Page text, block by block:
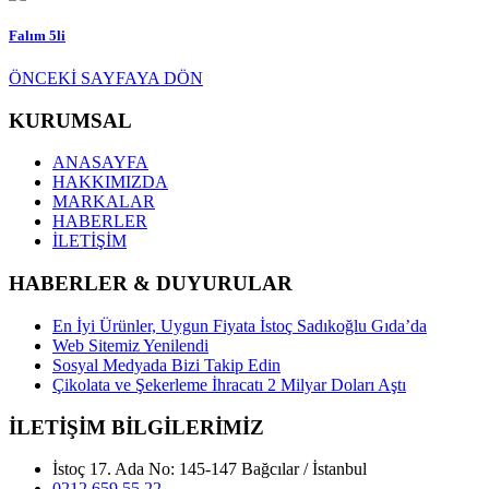
Falım 5li
ÖNCEKİ SAYFAYA DÖN
KURUMSAL
ANASAYFA
HAKKIMIZDA
MARKALAR
HABERLER
İLETİŞİM
HABERLER & DUYURULAR
En İyi Ürünler, Uygun Fiyata İstoç Sadıkoğlu Gıda’da
Web Sitemiz Yenilendi
Sosyal Medyada Bizi Takip Edin
Çikolata ve Şekerleme İhracatı 2 Milyar Doları Aştı
İLETİŞİM BİLGİLERİMİZ
İstoç 17. Ada No: 145-147 Bağcılar / İstanbul